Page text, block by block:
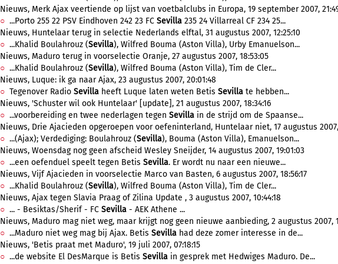
Nieuws, Merk Ajax veertiende op lijst van voetbalclubs in Europa, 19 september 2007,
...Porto 255 22 PSV Eindhoven 242 23 FC Sevilla 235 24 Villarreal CF 234 25...
Nieuws, Huntelaar terug in selectie Nederlands elftal, 31 augustus 2007, 12:25:10
...Khalid Boulahrouz (Sevilla), Wilfred Bouma (Aston Villa), Urby Emanuelson...
Nieuws, Maduro terug in voorselectie Oranje, 27 augustus 2007, 18:53:05
...Khalid Boulahrouz (Sevilla), Wilfred Bouma (Aston Villa), Tim de Cler...
Nieuws, Luque: ik ga naar Ajax, 23 augustus 2007, 20:01:48
Tegenover Radio Sevilla heeft Luque laten weten Betis Sevilla te hebben...
Nieuws, 'Schuster wil ook Huntelaar' [update], 21 augustus 2007, 18:34:16
...voorbereiding en twee nederlagen tegen Sevilla in de strijd om de Spaanse...
Nieuws, Drie Ajacieden opgeroepen voor oefeninterland, Huntelaar niet, 17 augustus 2007,
...(Ajax); Verdediging: Boulahrouz (Sevilla), Bouma (Aston Villa), Emanuelson...
Nieuws, Woensdag nog geen afscheid Wesley Sneijder, 14 augustus 2007, 19:01:03
...een oefenduel speelt tegen Betis Sevilla. Er wordt nu naar een nieuwe...
Nieuws, Vijf Ajacieden in voorselectie Marco van Basten, 6 augustus 2007, 18:56:17
...Khalid Boulahrouz (Sevilla), Wilfred Bouma (Aston Villa), Tim de Cler...
Nieuws, Ajax tegen Slavia Praag of Zilina Update , 3 augustus 2007, 10:44:18
... - Besiktas/Sherif - FC Sevilla - AEK Athene ...
Nieuws, Maduro mag niet weg, maar krijgt nog geen nieuwe aanbieding, 2 augustus 2007,
...Maduro niet weg mag bij Ajax. Betis Sevilla had deze zomer interesse in de...
Nieuws, 'Betis praat met Maduro', 19 juli 2007, 07:18:15
...de website El DesMarque is Betis Sevilla in gesprek met Hedwiges Maduro. De...